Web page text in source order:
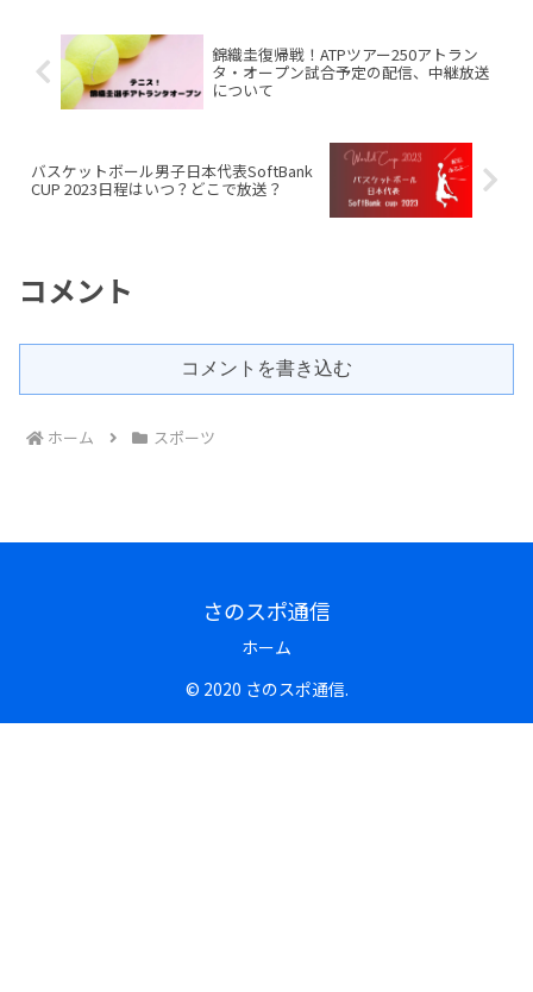
錦織圭復帰戦！ATPツアー250アトラン
タ・オープン試合予定の配信、中継放送
について
バスケットボール男子日本代表SoftBank
CUP 2023日程はいつ？どこで放送？
コメント
コメントを書き込む
ホーム スポーツ
さのスポ通信
ホーム
© 2020 さのスポ通信.